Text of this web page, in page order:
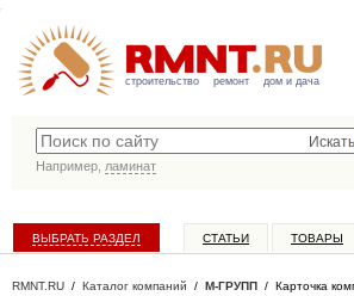
строительство ремонт дом и дача
Искать
Например, ламинат
ВЫБРАТЬ РАЗДЕЛ СТАТЬИ ТОВАРЫ
RMNT.RU / Каталог компаний / М-ГРУПП / Карточка